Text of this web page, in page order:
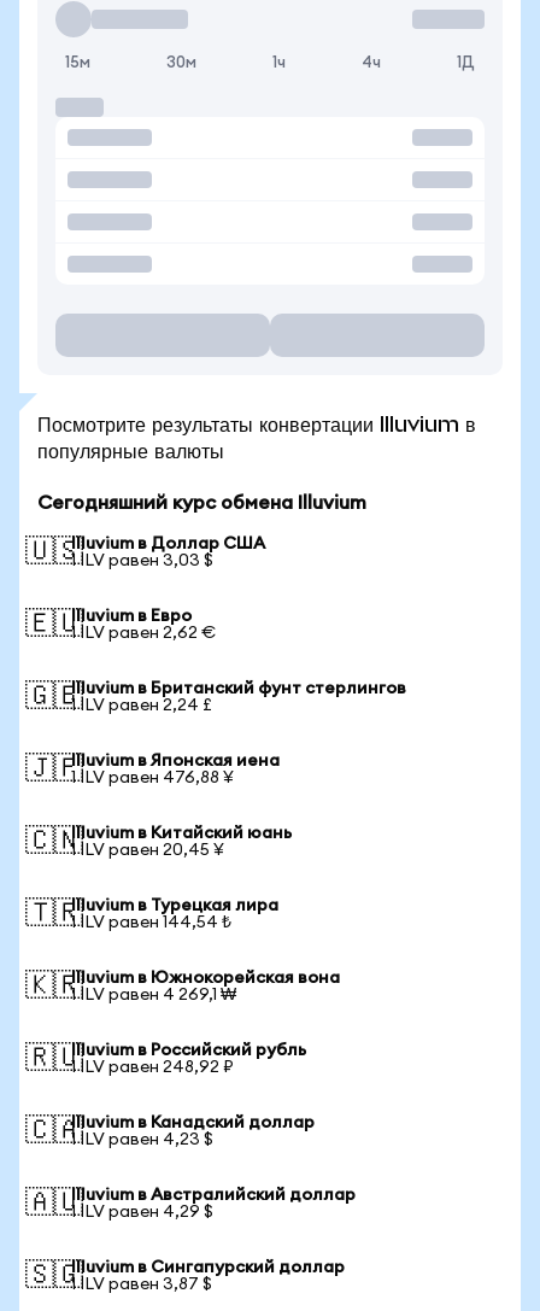
15м 30м 1ч 4ч 1Д
Посмотрите результаты конвертации Illuvium в
популярные валюты
Сегодняшний курс обмена Illuvium
🇺🇸Illuvium в Доллар США
1 ILV равен 3,03 $
🇪🇺Illuvium в Евро
1 ILV равен 2,62 €
🇬🇧Illuvium в Британский фунт стерлингов
1 ILV равен 2,24 £
🇯🇵Illuvium в Японская иена
1 ILV равен 476,88 ¥
🇨🇳Illuvium в Китайский юань
1 ILV равен 20,45 ¥
🇹🇷Illuvium в Турецкая лира
1 ILV равен 144,54 ₺
🇰🇷Illuvium в Южнокорейская вона
1 ILV равен 4 269,1 ₩
🇷🇺Illuvium в Российский рубль
1 ILV равен 248,92 ₽
🇨🇦Illuvium в Канадский доллар
1 ILV равен 4,23 $
🇦🇺Illuvium в Австралийский доллар
1 ILV равен 4,29 $
🇸🇬Illuvium в Сингапурский доллар
1 ILV равен 3,87 $